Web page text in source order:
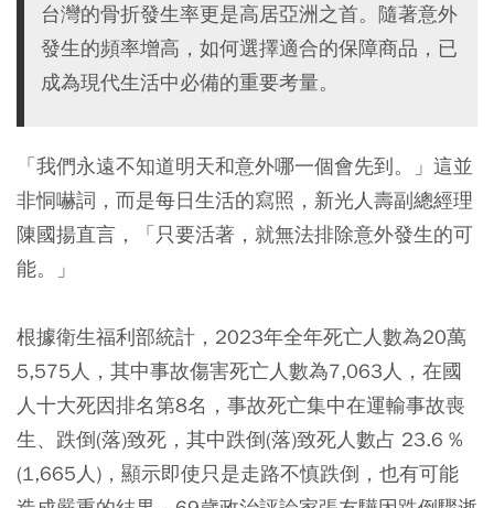
台灣的骨折發生率更是高居亞洲之首。隨著意外
發生的頻率增高，如何選擇適合的保障商品，已
成為現代生活中必備的重要考量。
「我們永遠不知道明天和意外哪一個會先到。」這並
非恫嚇詞，而是每日生活的寫照，新光人壽副總經理
陳國揚直言，「只要活著，就無法排除意外發生的可
能。」
根據衛生福利部統計，2023年全年死亡人數為20萬
5,575人，其中事故傷害死亡人數為7,063人，在國
人十大死因排名第8名，事故死亡集中在運輸事故喪
生、跌倒(落)致死，其中跌倒(落)致死人數占 23.6 %
(1,665人)，顯示即使只是走路不慎跌倒，也有可能